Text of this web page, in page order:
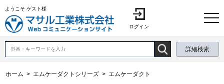
ようこそ ゲスト様
ログイン
詳細検索
ホーム > エムケーダクトシリーズ > エムケーダクト